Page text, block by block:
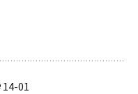
01